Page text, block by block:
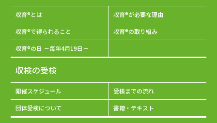
収育®とは 収育®が必要な理由
収育®で得られること 収育®の取り組み
収育®の日 －毎年4月19日－
収検の受検
開催スケジュール 受検までの流れ
団体受検について 書籍・テキスト